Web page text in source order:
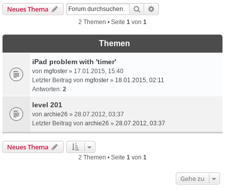
Neues Thema Suche
2 Themen • Seite 1 von 1
Themen
iPad problem with 'timer'
von mgfoster » 17.01.2015, 15:40
Letzter Beitrag von mgfoster » 18.01.2015, 02:11
Antworten: 2
level 201
von archie26 » 28.07.2012, 03:37
Letzter Beitrag von archie26 » 28.07.2012, 03:37
Neues Thema
2 Themen • Seite 1 von 1
Gehe zu